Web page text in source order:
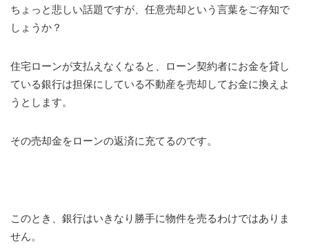
ちょっと悲しい話題ですが、任意売却という言葉をご存知で
しょうか？
住宅ローンが支払えなくなると、ローン契約者にお金を貸し
ている銀行は担保にしている不動産を売却してお金に換えよ
うとします。
その売却金をローンの返済に充てるのです。
このとき、銀行はいきなり勝手に物件を売るわけではありま
せん。